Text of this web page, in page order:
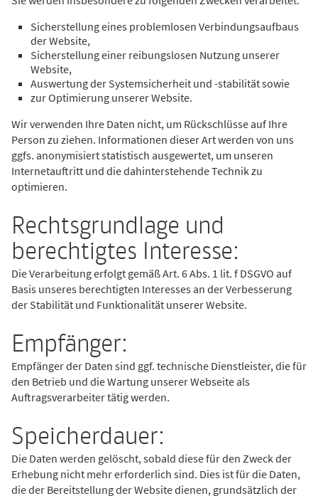
Sicherstellung eines problemlosen Verbindungsaufbaus
der Website,
Sicherstellung einer reibungslosen Nutzung unserer
Website,
Auswertung der Systemsicherheit und -stabilität sowie
zur Optimierung unserer Website.
Wir verwenden Ihre Daten nicht, um Rückschlüsse auf Ihre
Person zu ziehen. Informationen dieser Art werden von uns
ggfs. anonymisiert statistisch ausgewertet, um unseren
Internetauftritt und die dahinterstehende Technik zu
optimieren.
Rechtsgrundlage und
berechtigtes Interesse:
Die Verarbeitung erfolgt gemäß Art. 6 Abs. 1 lit. f DSGVO auf
Basis unseres berechtigten Interesses an der Verbesserung
der Stabilität und Funktionalität unserer Website.
Empfänger:
Empfänger der Daten sind ggf. technische Dienstleister, die für
den Betrieb und die Wartung unserer Webseite als
Auftragsverarbeiter tätig werden.
Speicherdauer:
Die Daten werden gelöscht, sobald diese für den Zweck der
Erhebung nicht mehr erforderlich sind. Dies ist für die Daten,
die der Bereitstellung der Website dienen, grundsätzlich der